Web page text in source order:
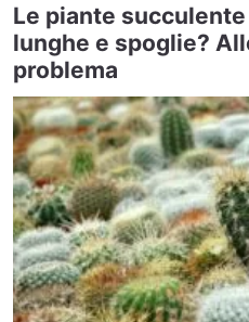
Le piante
lunghe e spoglie?
problema